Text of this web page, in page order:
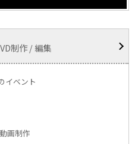
制作 / 編集
イベント
画制作